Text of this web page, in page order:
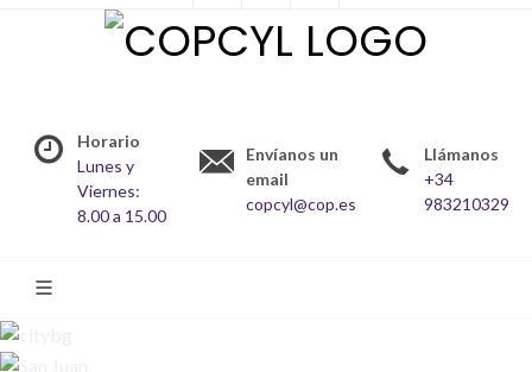
Horario
Lunes y
Viernes:
8.00 a 15.00
Envíanos un
email
copcyl@cop.es
Llámanos
+34
983210329